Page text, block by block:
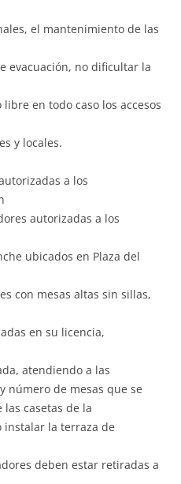
el mantenimiento de las
evacuación, no dificultar la
en todo caso los accesos
y locales.
a los
autorizadas a los
ubicados en Plaza del
con mesas altas sin sillas,
en su licencia,
atendiendo a las
número de mesas que se
casetas de la
instalar la terraza de
deben estar retiradas a